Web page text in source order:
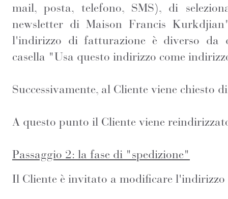
mail, posta, telefono, SMS), di
newsletter di Maison Francis
l'indirizzo di fatturazione è diverso da
casella "Usa questo indirizzo come
Successivamente, al Cliente viene chiesto
A questo punto il Cliente viene
Passaggio 2: la fase di "spedizione"
Il Cliente è invitato a modificare l'indirizzo